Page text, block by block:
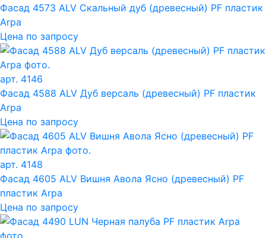
Фасад 4573 ALV Скальный дуб (древесный) PF пластик
Arpa
Цена по запросу
арт. 4146
Фасад 4588 ALV Дуб версаль (древесный) PF пластик
Arpa
Цена по запросу
арт. 4148
Фасад 4605 ALV Вишня Авола Ясно (древесный) PF
пластик Arpa
Цена по запросу